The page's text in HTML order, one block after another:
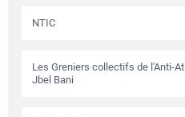
NTIC
Les Greniers collectifs de l'Anti-
Jbel Bani